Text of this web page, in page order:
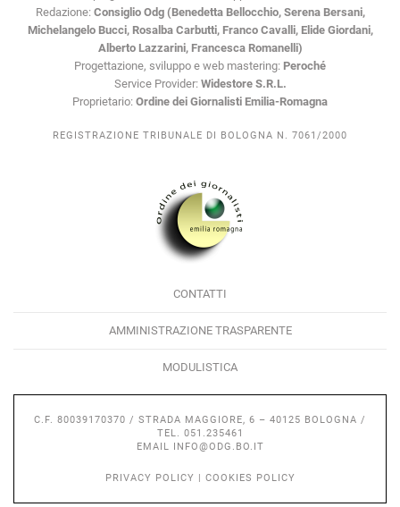
Redazione: Consiglio Odg (Benedetta Bellocchio, Serena Bersani,
Michelangelo Bucci, Rosalba Carbutti, Franco Cavalli, Elide Giordani,
Alberto Lazzarini, Francesca Romanelli)
Progettazione, sviluppo e web mastering: Peroché
Service Provider: Widestore S.R.L.
Proprietario: Ordine dei Giornalisti Emilia-Romagna
REGISTRAZIONE TRIBUNALE DI BOLOGNA N. 7061/2000
CONTATTI
AMMINISTRAZIONE TRASPARENTE
MODULISTICA
C.F. 80039170370 / STRADA MAGGIORE, 6 – 40125 BOLOGNA /
TEL. 051.235461
EMAIL INFO@ODG.BO.IT
PRIVACY POLICY | COOKIES POLICY